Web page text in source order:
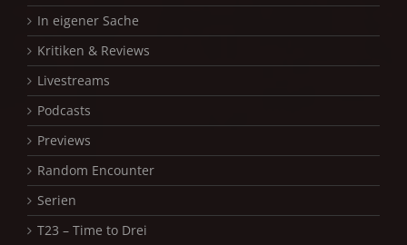
In eigener Sache
Kritiken & Reviews
Livestreams
Podcasts
Previews
Random Encounter
Serien
T23 – Time to Drei